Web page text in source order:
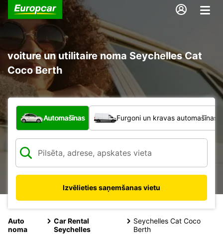
voiture un utilitaire noma Seychelles Cat
Coco Berth
Kāda veida transportlīdzeklis?
Automašīnas Furgoni un kravas automašīnas
Izvēlieties saņemšanas vietu
Auto
noma
Car Rental
Seychelles
Seychelles Cat Coco
Berth